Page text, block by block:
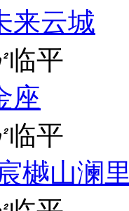
来云城
临平
座
临平
樾山澜